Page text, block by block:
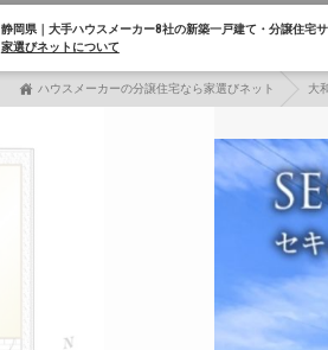
静岡県｜大手ハウスメーカー8社の新築一戸建て・分譲住宅
家選びネットについて
ハウスメーカーの分譲住宅なら家選びネット 大